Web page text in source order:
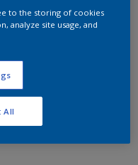
Hitung
to the storing of cookies
analyze site usage, and
All